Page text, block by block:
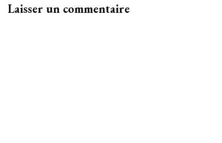
Laisser un commentaire